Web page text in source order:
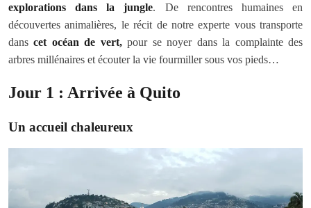
explorations dans la jungle. De rencontres humaines en
découvertes animalières, le récit de notre experte vous transporte
danscet océan de vert,pour se noyer dans la complainte des
arbres millénaires et écouter la vie fourmiller sous vos pieds…
Jour 1 : Arrivée à Quito
Un accueil chaleureux